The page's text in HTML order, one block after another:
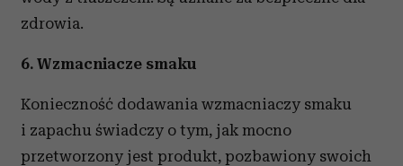
zdrowia.
6. Wzmacniacze smaku
Konieczność dodawania wzmacniaczy smaku
i zapachu świadczy o tym, jak mocno
przetworzony jest produkt, pozbawiony swoich